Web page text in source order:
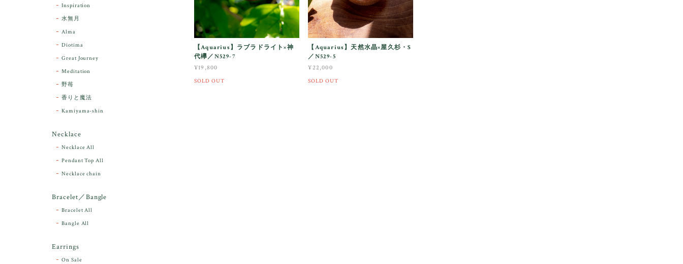
【Aquarius】ラブラドライト×神
代欅／N529-7
¥19,800
SOLD OUT
【Aquarius】天然水晶×屋久杉・S
／N529-5
¥22,000
SOLD OUT
Inspiration
水無月
Alma
Diotima
Great Journey
Meditation
野苺
香りと魔法
Kamiyama-shin
Necklace
Necklace All
Pendant Top All
Necklace chain
Bracelet／Bangle
Bracelet All
Bangle All
Earrings
On Sale